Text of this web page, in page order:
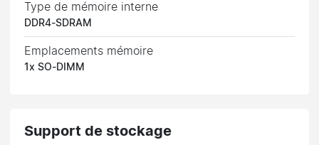
Type de mémoire interne
DDR4-SDRAM
Emplacements mémoire
1x SO-DIMM
Support de stockage